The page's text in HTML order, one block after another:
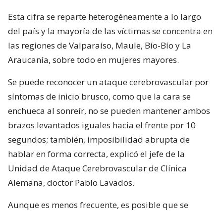
Esta cifra se reparte heterogéneamente a lo largo
del país y la mayoría de las víctimas se concentra en
las regiones de Valparaíso, Maule, Bío-Bío y La
Araucanía, sobre todo en mujeres mayores.
Se puede reconocer un ataque cerebrovascular por
síntomas de inicio brusco, como que la cara se
enchueca al sonreír, no se pueden mantener ambos
brazos levantados iguales hacia el frente por 10
segundos; también, imposibilidad abrupta de
hablar en forma correcta, explicó el jefe de la
Unidad de Ataque Cerebrovascular de Clínica
Alemana, doctor Pablo Lavados.
Aunque es menos frecuente, es posible que se